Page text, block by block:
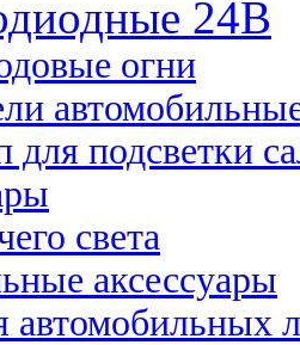
24B
огни
для подсветки
света
аксессуары
автомобильных